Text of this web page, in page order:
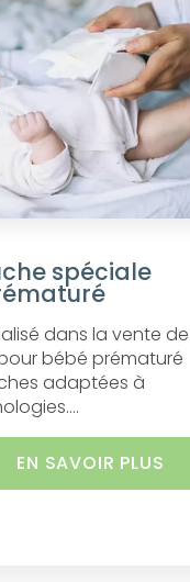
spéciale
dans la vente de
bébé prématuré
adaptées à
EN SAVOIR PLUS